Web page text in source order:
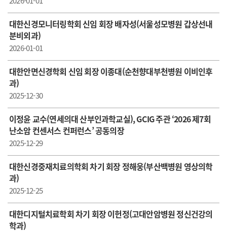
대한신경모니터링학회 신임 회장 배자성(서울성모병원 갑상선내
분비외과)
2026-01-01
대한안면신경학회 신임 회장 이종대(순천향대부천병원 이비인후
과)
2025-12-30
이정윤 교수(연세의대 산부인과학교실), GCIG 주관 ‘2026 제7회
난소암 컨센서스 컨퍼런스’ 공동의장
2025-12-29
대한신경중재치료의학회 차기 회장 정해웅(부산백병원 영상의학
과)
2025-12-25
대한디지털치료학회 차기 회장 이헌정(고대안암병원 정신건강의
학과)